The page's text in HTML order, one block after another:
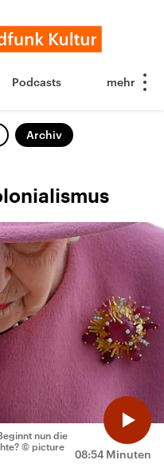
Podcasts
Archiv
08:54 Minuten
nun die
© picture